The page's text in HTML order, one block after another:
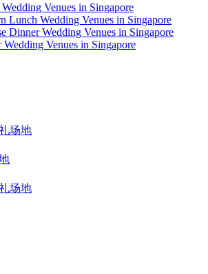
Venues in Singapore
Lunch Wedding Venues in Singapore
Dinner Wedding Venues in Singapore
Venues in Singapore
场地
场地